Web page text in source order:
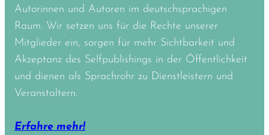
Autorinnen und Autoren im deutschsprachigen
Raum. Wir setzen uns für die Rechte unserer
Mitglieder ein, sorgen für mehr Sichtbarkeit und
Akzeptanz des Selfpublishings in der Öffentlichkeit
und dienen als Sprachrohr zu Dienstleistern und
Veranstaltern.
Erfahre mehr!